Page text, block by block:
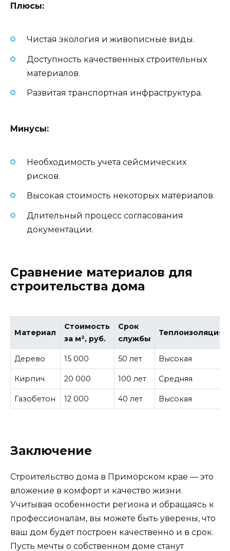
Плюсы:
Чистая экология и живописные виды.
Доступность качественных строительных
материалов.
Развитая транспортная инфраструктура.
Минусы:
Необходимость учета сейсмических
рисков.
Высокая стоимость некоторых материалов.
Длительный процесс согласования
документации.
Сравнение материалов для
строительства дома
Материал
Стоимость
за м², руб.
Срок
службы
Теплоизоляция
Дерево 15 000 50 лет Высокая
Кирпич 20 000 100 лет Средняя
Газобетон 12 000 40 лет Высокая
Заключение
Строительство дома в Приморском крае — это
вложение в комфорт и качество жизни.
Учитывая особенности региона и обращаясь к
профессионалам, вы можете быть уверены, что
ваш дом будет построен качественно и в срок.
Пусть мечты о собственном доме станут